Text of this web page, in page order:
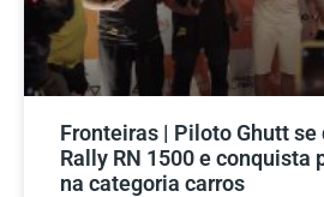
Fronteiras | Piloto Ghutt se
Rally RN 1500 e conquista
na categoria carros